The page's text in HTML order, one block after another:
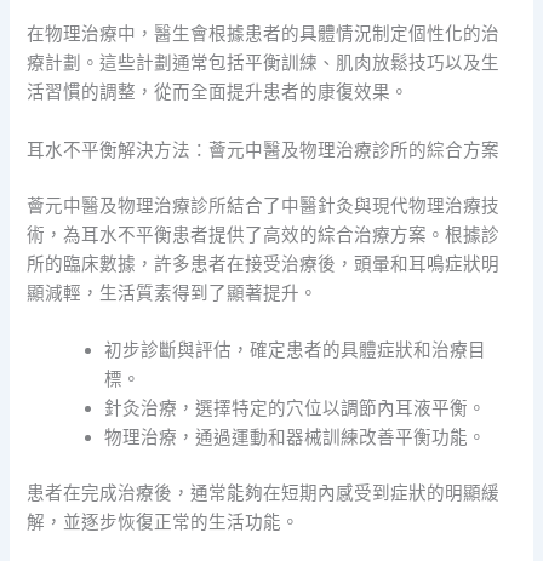
在物理治療中，醫生會根據患者的具體情況制定個性化的治
療計劃。這些計劃通常包括平衡訓練、肌肉放鬆技巧以及生
活習慣的調整，從而全面提升患者的康復效果。
耳水不平衡解決方法：薈元中醫及物理治療診所的綜合方案
薈元中醫及物理治療診所結合了中醫針灸與現代物理治療技
術，為耳水不平衡患者提供了高效的綜合治療方案。根據診
所的臨床數據，許多患者在接受治療後，頭暈和耳鳴症狀明
顯減輕，生活質素得到了顯著提升。
初步診斷與評估，確定患者的具體症狀和治療目
標。
針灸治療，選擇特定的穴位以調節內耳液平衡。
物理治療，通過運動和器械訓練改善平衡功能。
患者在完成治療後，通常能夠在短期內感受到症狀的明顯緩
解，並逐步恢復正常的生活功能。